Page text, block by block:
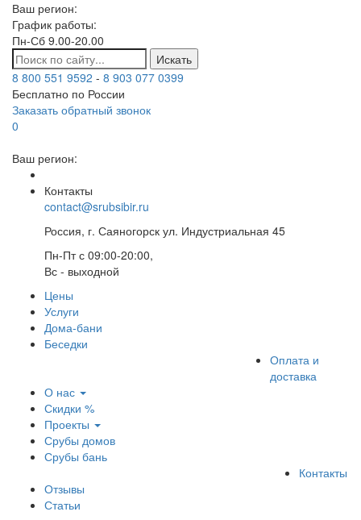
Ваш регион:
График работы:
Пн-Сб 9.00-20.00
Искать
8 800 551 9592 - 8 903 077 0399
Бесплатно по России
Заказать обратный звонок
0
Ваш регион:
Контакты
contact@srubsibir.ru
Россия, г. Саяногорск ул. Индустриальная 45
Пн-Пт с 09:00-20:00,
Вс - выходной
Цены
Услуги
Дома-бани
Беседки
Оплата и
доставка
О нас
Скидки %
Проекты
Срубы домов
Срубы бань
Контакты
Отзывы
Статьи